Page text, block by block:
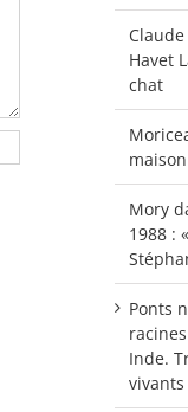
Havet
chat
Mory
1988 :
Ponts
Inde.
vivants